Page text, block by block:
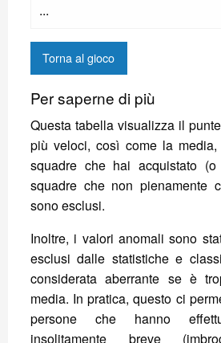
...
Torna al gioco
Per saperne di più
Questa tabella visualizza il
più veloci, così come la
squadre che hai acquistato (o
squadre che non pienamente
sono esclusi.
Inoltre, i valori anomali sono
esclusi dalle statistiche e
considerata aberrante se è
media. In pratica, questo ci
persone che hanno
insolitamente breve